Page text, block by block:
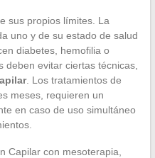
sus propios límites. La
uno y de su estado de salud
diabetes, hemofilia o
deben evitar ciertas técnicas,
. Los tratamientos de
meses, requieren un
en caso de uso simultáneo
Capilar con mesoterapia,